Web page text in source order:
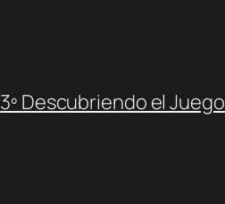
3º Descubriendo el Juego